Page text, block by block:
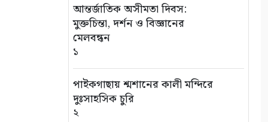
আন্তর্জাতিক অসীমতা দিবস:
মুক্তচিন্তা, দর্শন ও বিজ্ঞানের
মেলবন্ধন
১
পাইকগাছায় শ্মশানের কালী মন্দিরে
দুঃসাহসিক চুরি
২